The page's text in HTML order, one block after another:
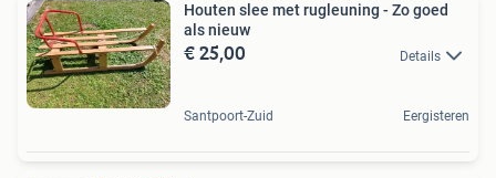
Houten slee met rugleuning - Zo goed
als nieuw
€ 25,00 Details
Santpoort-Zuid Eergisteren